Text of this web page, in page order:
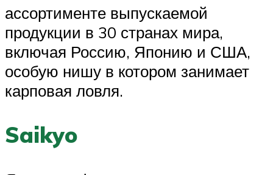
ассортименте выпускаемой
продукции в 30 странах мира,
включая Россию, Японию и США,
особую нишу в котором занимает
карповая ловля.
Saikyo